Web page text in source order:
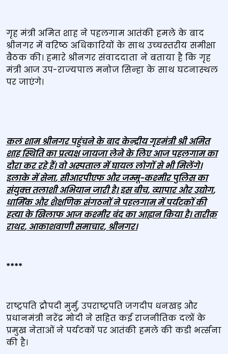
गृह मंत्री अमित शाह ने पहलगाम आतंकी हमले के बाद
श्रीनगर में वरिष्‍ठ अधिकारियों के साथ उच्‍चस्‍तरीय समीक्षा
बैठक की। हमारे श्रीनगर संवाददाता ने बताया है कि गृह
मंत्री आज उप-राज्‍यपाल मनोज सिन्‍हा के साथ घटनास्‍थल
पर जाएंगे।
कल शाम श्रीनगर पहुंचने के बाद केन्‍द्रीय गृहमंत्री श्री अमित
शाह स्थिति का प्रत्‍यक्ष जायजा लेने के लिए आज पहलगाम का
दौरा कर रहे हैं। वो अस्‍पताल में घायल लोगों से भी मिलेंगे।
इलाके में सेना, सीआरपीएफ और जम्‍मू-कश्‍मीर पुलिस का
संयुक्‍त तलाशी अभियान जारी है। इस बीच, व्‍यापार और उद्योग,
धार्मिक और शैक्षणिक संगठनों ने पहलगाम में पर्यटकों की
हत्‍या के खिलाफ आज कश्‍मीर बंद का आह्वान किया है। तारीक़
राथर, आकाशवाणी समाचार, श्रीनगर।
****
राष्ट्रपति द्रौपदी मुर्मु, उपराष्ट्रपति जगदीप धनखड़ और
प्रधानमंत्री नरेंद्र मोदी ने सहित कई राजनीतिक दलों के
प्रमुख नेताओं ने पर्यटकों पर आतंकी हमले की कडी भर्त्सना
की है।